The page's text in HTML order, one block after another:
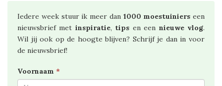
Iedere week stuur ik meer dan 1000 moestuiniers een
nieuwsbrief met inspiratie, tips en een nieuwe vlog.
Wil jij ook op de hoogte blijven? Schrijf je dan in voor
de nieuwsbrief!
Voornaam *